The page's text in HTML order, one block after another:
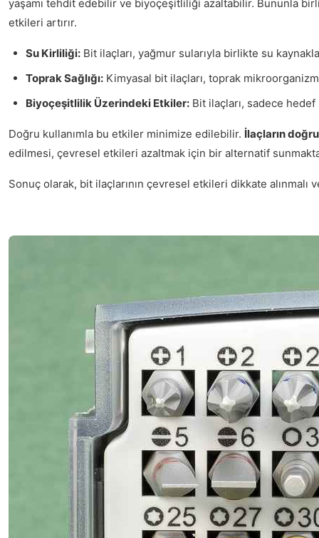
yaşamı tehdit edebilir ve biyoçeşitliliği azaltabilir. Bununla
etkileri artırır.
Su Kirliliği: Bit ilaçları, yağmur sularıyla birlikte su
Toprak Sağlığı: Kimyasal bit ilaçları, toprak
Biyoçeşitlilik Üzerindeki Etkiler: Bit ilaçları, sadece
Doğru kullanımla bu etkiler minimize edilebilir. İlaçların
edilmesi, çevresel etkileri azaltmak için bir alternatif
Sonuç olarak, bit ilaçlarının çevresel etkileri dikkate